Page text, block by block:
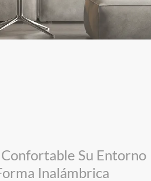
Su Entorno
Inalámbrica